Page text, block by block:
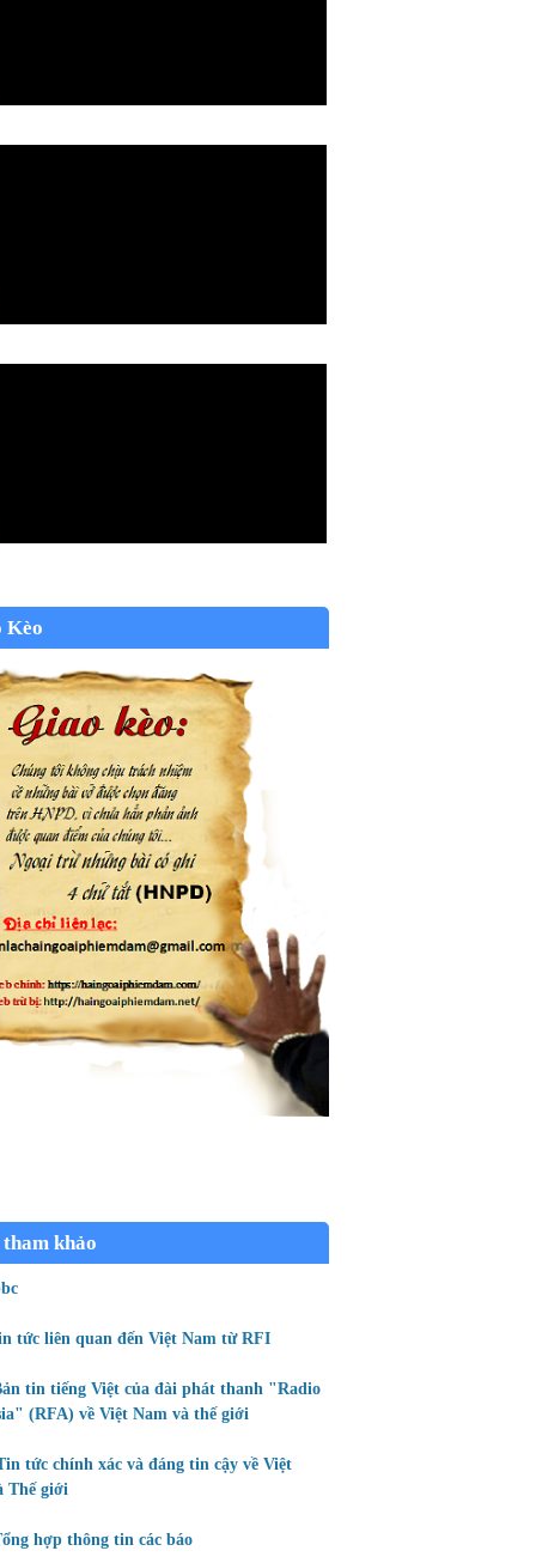
Kèo
tham khảo
tức liên quan đến Việt Nam từ RFI
tin tiếng Việt của đài phát thanh "Radio
(RFA) về Việt Nam và thế giới
tức chính xác và đáng tin cậy về Việt
Thế giới
hợp thông tin các báo